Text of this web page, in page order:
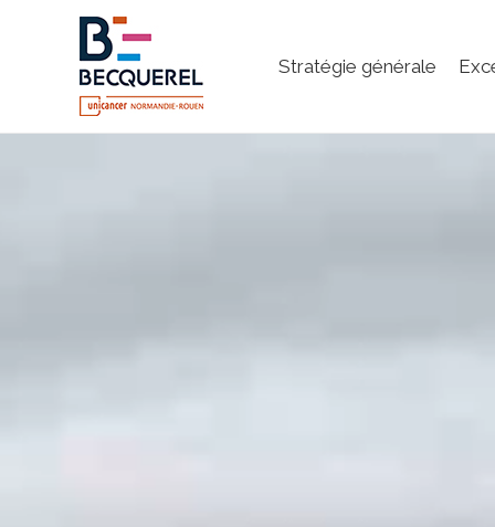
Stratégie générale